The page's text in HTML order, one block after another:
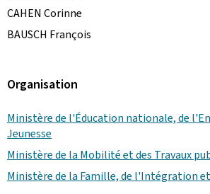
CAHEN Corinne
BAUSCH François
Organisation
Ministère de l'Éducation nationale, de
Jeunesse
Ministère de la Mobilité et des Travaux
Ministère de la Famille, de l'Intégration